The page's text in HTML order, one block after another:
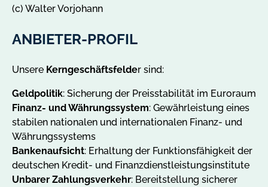
(c) Walter Vorjohann
ANBIETER-PROFIL
Unsere Kerngeschäftsfelder sind:
Geldpolitik: Sicherung der Preisstabilität im Euroraum
Finanz- und Währungssystem: Gewährleistung eines
stabilen nationalen und internationalen Finanz- und
Währungssystems
Bankenaufsicht: Erhaltung der Funktionsfähigkeit der
deutschen Kredit- und Finanzdienstleistungsinstitute
Unbarer Zahlungsverkehr: Bereitstellung sicherer